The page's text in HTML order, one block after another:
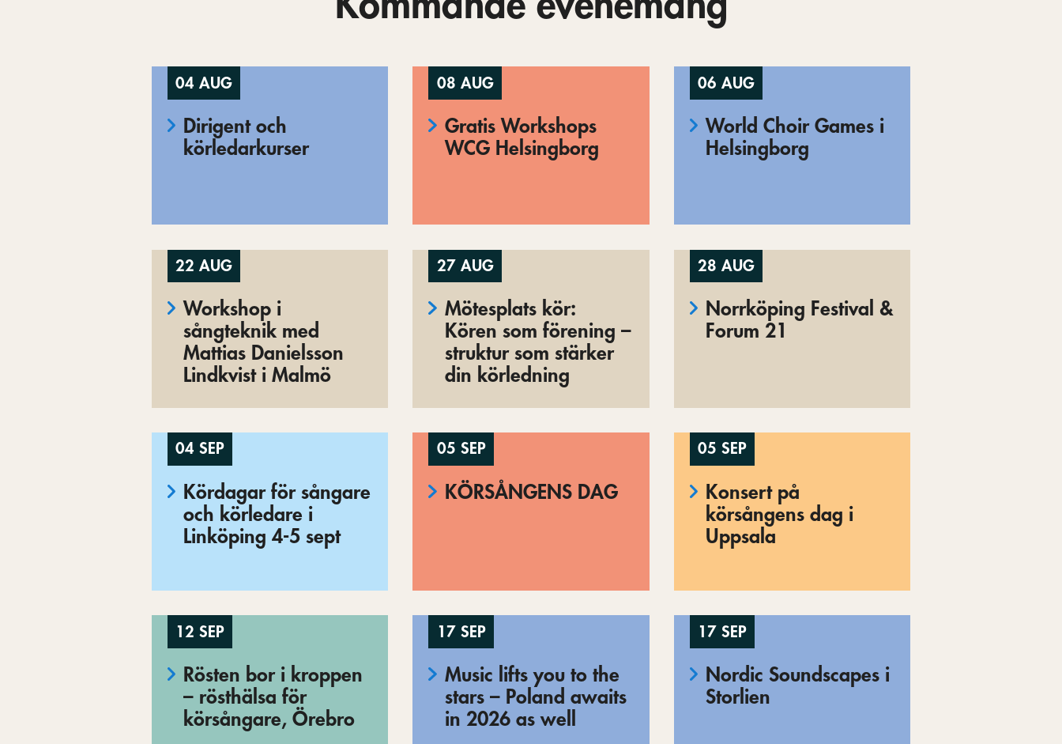
04 AUG
Dirigent och
körledarkurser
08 AUG
Gratis Workshops
WCG Helsingborg
06 AUG
World Choir Games i
Helsingborg
22 AUG
Workshop i
sångteknik med
Mattias Danielsson
Lindkvist i Malmö
27 AUG
Mötesplats kör:
Kören som förening –
struktur som stärker
din körledning
28 AUG
Norrköping Festival &
Forum 21
04 SEP
Kördagar för sångare
och körledare i
Linköping 4-5 sept
05 SEP
KÖRSÅNGENS DAG
05 SEP
Konsert på
körsångens dag i
Uppsala
12 SEP
Rösten bor i kroppen
– rösthälsa för
körsångare, Örebro
17 SEP
Music lifts you to the
stars – Poland awaits
in 2026 as well
17 SEP
Nordic Soundscapes i
Storlien